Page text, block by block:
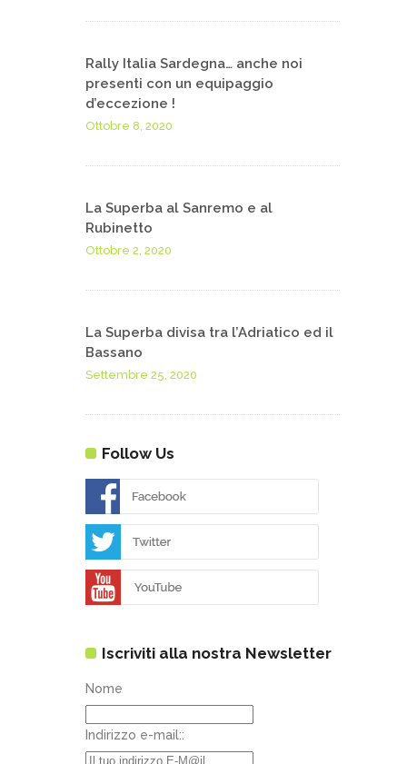
Rally Italia Sardegna… anche noi
presenti con un equipaggio
d’eccezione !
Ottobre 8, 2020
La Superba al Sanremo e al
Rubinetto
Ottobre 2, 2020
La Superba divisa tra l’Adriatico ed il
Bassano
Settembre 25, 2020
Follow Us
Iscriviti alla nostra Newsletter
Nome
Indirizzo e-mail::